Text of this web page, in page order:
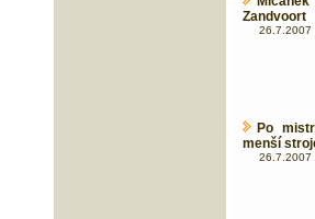
Zandvoort
26.7.2007
Po
menší
26.7.2007